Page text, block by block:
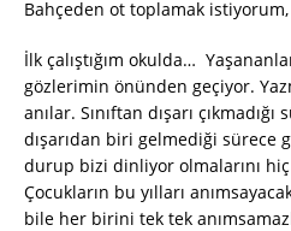
Bahçeden ot toplamak istiyorum,
İlk çalıştığım okulda…
gözlerimin önünden geçiyor.
anılar. Sınıftan dışarı çıkmadığı
dışarıdan biri gelmediği sürece
durup bizi dinliyor olmalarını
Çocukların bu yılları
bile her birini tek tek